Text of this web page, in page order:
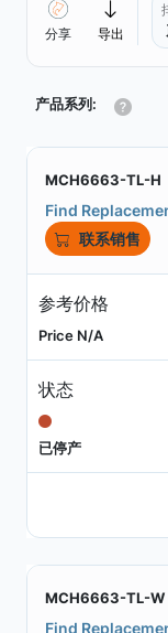
分享 导出
产品系列:
MCH6663-TL-H
Find
联系销售
参考价格
Price N/A
状态
已停产
MCH6663-TL-W
Find